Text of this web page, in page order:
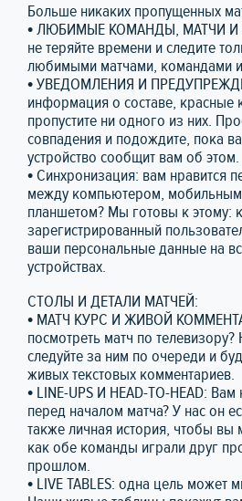
Больше никаких пропущенных
• ЛЮБИМЫЕ КОМАНДЫ, МАТЧИ И
не теряйте времени и следите
любимыми матчами, командами
• УВЕДОМЛЕНИЯ И
информация о составе, красные
пропустите ни одного из них.
совпадения и подождите, пока
устройство сообщит вам об этом.
• Синхронизация: вам нравится
между компьютером,
планшетом? Мы готовы к этому:
зарегистрированный
ваши персональные данные на
устройствах.
СТОЛЫ И ДЕТАЛИ МАТЧЕЙ:
• МАТЧ КУРС И ЖИВОЙ
посмотреть матч по
следуйте за ним по очереди и
живых текстовых комментариев.
• LINE-UPS И HEAD-TO-HEAD:
перед началом матча? У нас он
также личная история, чтобы вы
как обе команды играли друг
прошлом.
• LIVE TABLES: одна цель может